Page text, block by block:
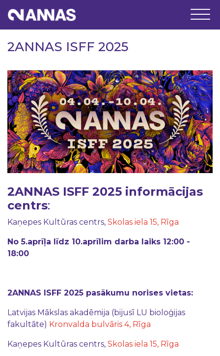
2ANNAS ISFF 2025
2ANNAS ISFF 2025 informācijas
centrs:
Kaņepes Kultūras centrs, Skolas iela 15, Rīga
No 5.aprīļa līdz 10.aprīlim darba laiks 12:00 -
18:00
2ANNAS ISFF 2025 pasākumu norises vietas:
Latvijas Mākslas akadēmija (bijusī LU bioloģijas
fakultāte) Kronvalda bulvāris 4, Rīga
Kaņepes Kultūras centrs, Skolas iela 15, Rīga